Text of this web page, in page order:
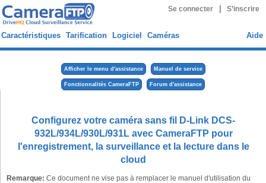
Se connecter S’inscrire
Caractéristiques Tarification Logiciel Caméras Aide
Afficher le menu d'assistance Manuel de service
Fonctionnalités CameraFTP Forum d'assistance
Configurez votre caméra sans fil D-Link DCS-
932L/934L/930L/931L avec CameraFTP pour
l'enregistrement, la surveillance et la lecture dans le
cloud
Remarque: Ce document ne vise pas à remplacer le manuel d'utilisation du